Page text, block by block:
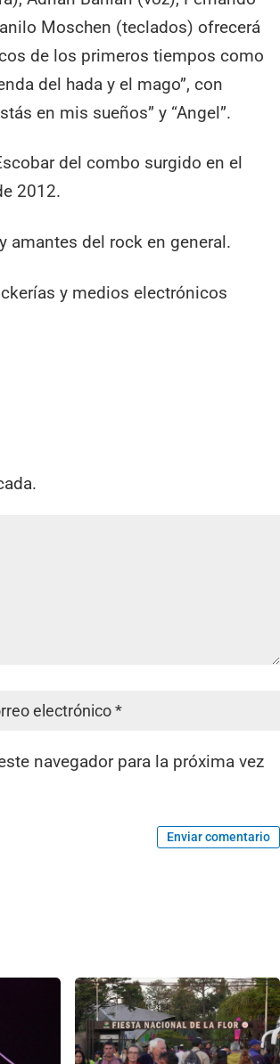
Moschen (teclados) ofrecerá
de los primeros tiempos como
del hada y el mago”, con
en mis sueños” y “Angel”.
del combo surgido en el
2012.
amantes del rock en general.
y medios electrónicos
navegador para la próxima vez
Enviar comentario